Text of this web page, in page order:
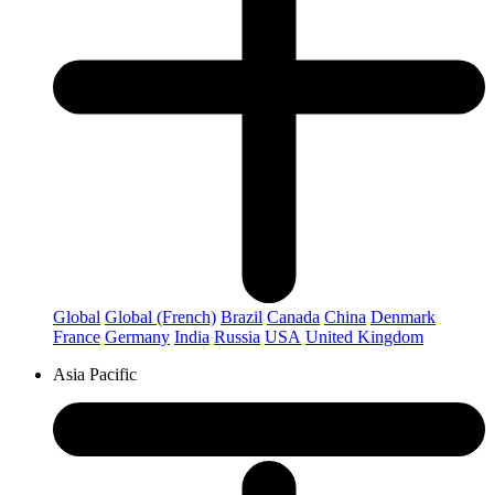
Global Global (French) Brazil Canada China Denmark
France Germany India Russia USA United Kingdom
Asia Pacific